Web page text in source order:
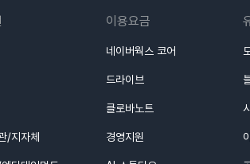
/지자체
이용요금
네이버웍스 코어
드라이브
클로바노트
경영지원